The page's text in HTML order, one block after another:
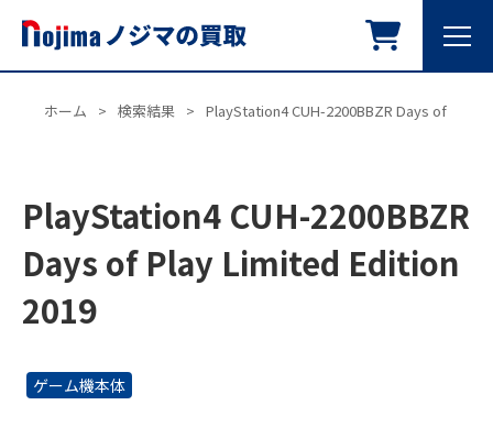
ホーム > 検索結果 > PlayStation4 CUH-2200BBZR Days of Play
PlayStation4 CUH-2200BBZR
Days of Play Limited Edition
2019
ゲーム機本体